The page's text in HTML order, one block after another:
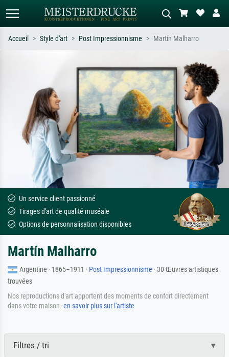
Recherchez par artiste, titre ou style –
ex. Monet, Nuit étoilée,
impressionnisme, vague de Hokusai,
nu.
Décrivez la scène – ex. prairie verte,
abstrait avec beaucoup de rouge,
tableau sombre, nu debout près d'un
arbre.
Accueil Style d'art Post Impressionnisme Martín Malharro
Un service client passionné
Tirages d'art de qualité muséale
Options de personnalisation disponibles
Martín Malharro
Argentine · 1865–1911 · Post Impressionnisme · 30 Œuvres artistiques
trouvées
Nos reproductions d'art apportent des moments de confort directement
dans votre maison. en savoir plus sur l'artiste
Filtres / tri